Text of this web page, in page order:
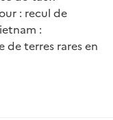
: recul de
:
de terres rares en